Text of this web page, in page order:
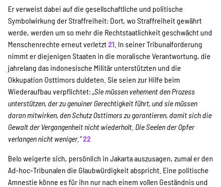
Er verweist dabei auf die gesellschaftliche und politische
Symbolwirkung der Straffreiheit: Dort, wo Straffreiheit gewährt
werde, werden um so mehr die Rechtstaatlichkeit geschwächt und
Menschenrechte erneut verletzt21 . In seiner Tribunalforderung
nimmt er diejenigen Staaten in die moralische Verantwortung, die
jahrelang das indonesische Militär unterstützten und die
Okkupation Osttimors duldeten. Sie seien zur Hilfe beim
Wiederaufbau verpflichtet: „Sie müssen vehement den Prozess
unterstützen, der zu genuiner Gerechtigkeit führt, und sie müssen
daran mitwirken, den Schutz Osttimors zu garantieren, damit sich die
Gewalt der Vergangenheit nicht wiederholt. Die Seelen der Opfer
verlangen nicht weniger.“22
Belo weigerte sich, persönlich in Jakarta auszusagen, zumal er den
Ad-hoc-Tribunalen die Glaubwürdigkeit abspricht. Eine politische
Amnestie könne es für ihn nur nach einem vollen Geständnis und